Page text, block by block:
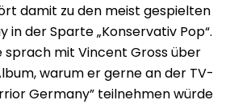
damit zu den meist gespielten
in der Sparte „Konservativ Pop“.
mit Vincent Gross über
warum er gerne an der TV-
Germany” teilnehmen würde